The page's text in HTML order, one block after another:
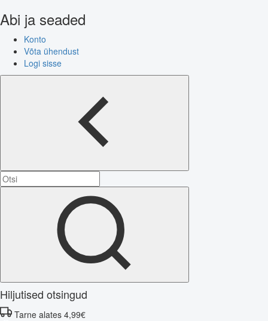
Abi ja seaded
Konto
Võta ühendust
Logi sisse
Hiljutised otsingud
Tarne alates 4,99€